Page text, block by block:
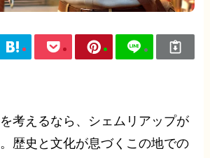
考えるなら、シェムリアップが
歴史と文化が息づくこの地での